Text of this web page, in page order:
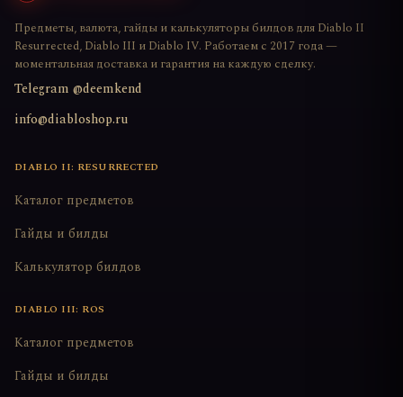
Предметы, валюта, гайды и калькуляторы билдов для Diablo II
Resurrected, Diablo III и Diablo IV. Работаем с 2017 года —
моментальная доставка и гарантия на каждую сделку.
Telegram @deemkend
info@diabloshop.ru
DIABLO II: RESURRECTED
Каталог предметов
Гайды и билды
Калькулятор билдов
DIABLO III: ROS
Каталог предметов
Гайды и билды